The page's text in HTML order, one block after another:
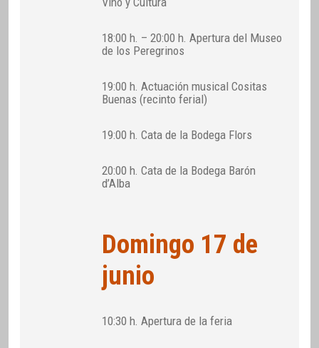
18:00 h. – 20:00 h. Apertura del Museo
de los Peregrinos
19:00 h. Actuación musical Cositas
Buenas (recinto ferial)
19:00 h. Cata de la Bodega Flors
20:00 h. Cata de la Bodega Barón
d’Alba
Domingo 17 de
junio
10:30 h. Apertura de la feria